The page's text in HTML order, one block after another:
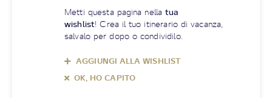
Metti questa pagina nellatua
wishlist! Crea il tuo itinerario di vacanza,
salvalo per dopo o condividilo.
AGGIUNGI ALLA WISHLIST
OK, HO CAPITO